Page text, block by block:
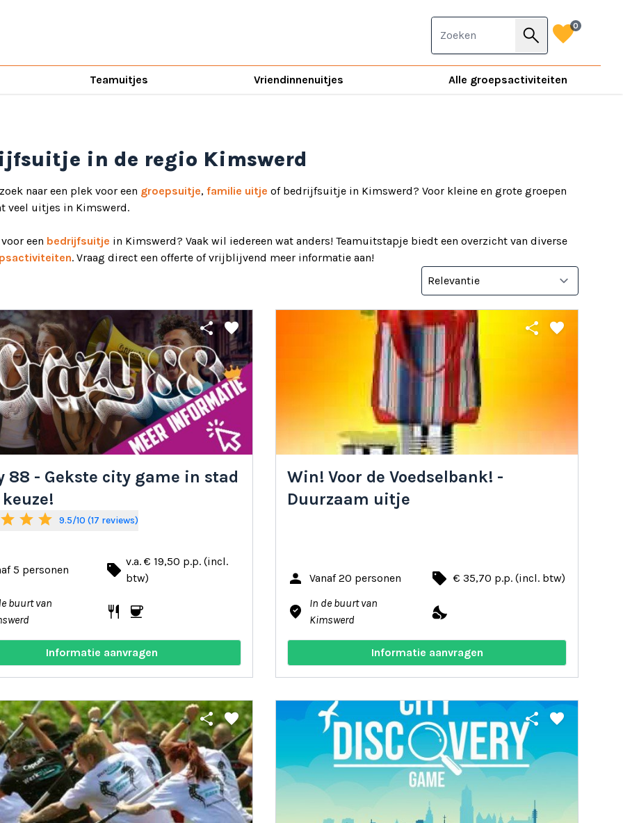
Teamuitjes Vriendinnenuitjes Alle groepsactiviteiten
search favorite0
in de regio Kimswerd
naar een plek voor een groepsuitje, familie uitje of bedrijfsuitje in Kimswerd? Voor kleine en grote groepen
veel uitjes in Kimswerd.
een bedrijfsuitje in Kimswerd? Vaak wil iedereen wat anders! Teamuitstapje biedt een overzicht van diverse
. Vraag direct een offerte of vrijblijvend meer informatie aan!
share favorite
88 - Gekste city game in stad
star star star 9.5/10 (17 reviews)
5 personen local_offer v.a. € 19,50 p.p. (incl.
btw)
buurt van
restaurant coffee
Informatie aanvragen
share favorite
Win! Voor de Voedselbank! -
Duurzaam uitje
person Vanaf 20 personen local_offer € 35,70 p.p. (incl. btw)
where_to_vote
In de buurt van
Kimswerd
nights_stay
Informatie aanvragen
share favorite share favorite